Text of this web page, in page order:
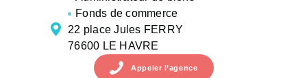
Fonds de commerce
22 place Jules FERRY
76600 LE HAVRE
Appeler l’agence